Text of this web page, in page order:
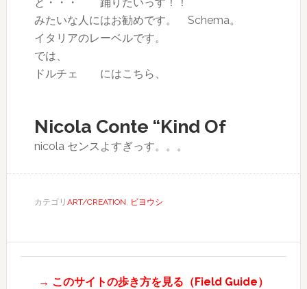
みたいな人にはお勧めです。 Schema。
イタリアのレーベルです。
では、
ドルチェ にはこちら、
Nicola Conte “Kind Of
Sunshine” (2004)
nicola センスよすぎっす。。。
カテゴリ ART/CREATION, ビヨウシ
→ このサイトの歩き方を見る（Field Guide）